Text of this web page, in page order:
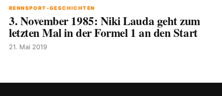
RENNSPORT-GESCHICHTEN
3. November 1985: Niki Lauda geht zum
letzten Mal in der Formel 1 an den Start
21. Mai 2019